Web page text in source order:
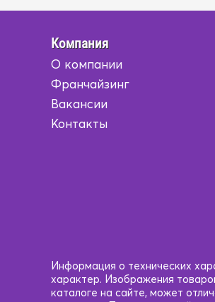
Компания
О компании
Франчайзинг
Вакансии
Контакты
Информация о технических
характер. Изображения
каталоге на сайте, может